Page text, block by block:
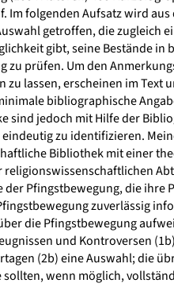
Im folgenden Aufsatz wird aus
getroffen, die zugleich
gibt, seine Bestände in
zu prüfen. Um den
zu lassen, erscheinen im Text
bibliographische
sind jedoch mit Hilfe der
eindeutig zu identifizieren.
Bibliothek mit einer
der Pfingstbewegung, die ihre
zuverlässig
die Pfingstbewegung
und Kontroversen
(2b) eine Auswahl; die
wenn möglich,